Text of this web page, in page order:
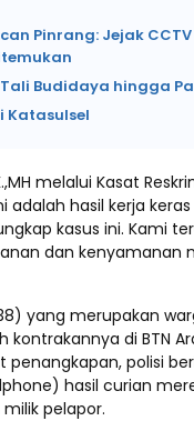
Pinrang: Jejak CCTV
Budidaya hingga
Katasulsel
melalui Kasat
adalah hasil kerja
kasus ini. Kami
dan kenyamanan
yang merupakan
di BTN
penangkapan, polisi
hasil curian
pelapor.